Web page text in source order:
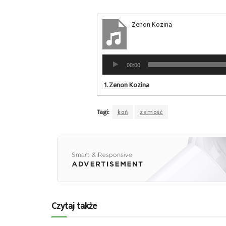
Zenon Kozina
Odtwarzacz
plików
dźwiękowych
00:00
1.Zenon Kozina
Tagi: koń zamość
Czytaj także